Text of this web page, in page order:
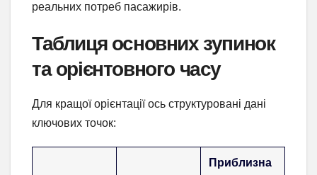
реальних потреб пасажирів.
Таблиця основних зупинок
та орієнтовного часу
Для кращої орієнтації ось структуровані дані
ключових точок:
Приблизна